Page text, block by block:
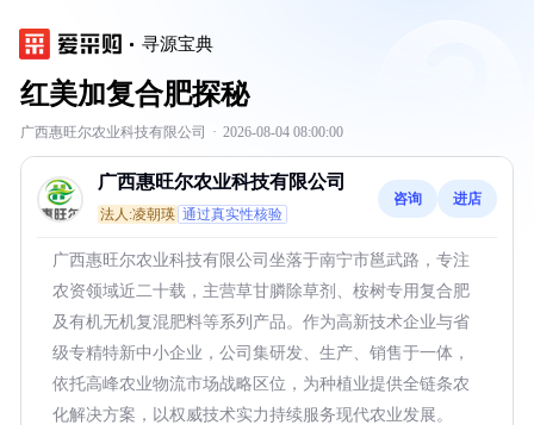
寻源宝典
红美加复合肥探秘
广西惠旺尔农业科技有限公司 · 2026-08-04 08:00:00
广西惠旺尔农业科技有限公司
法人:凌朝瑛 通过真实性核验
咨询 进店
广西惠旺尔农业科技有限公司坐落于南宁市邕武路，专注
农资领域近二十载，主营草甘膦除草剂、桉树专用复合肥
及有机无机复混肥料等系列产品。作为高新技术企业与省
级专精特新中小企业，公司集研发、生产、销售于一体，
依托高峰农业物流市场战略区位，为种植业提供全链条农
化解决方案，以权威技术实力持续服务现代农业发展。